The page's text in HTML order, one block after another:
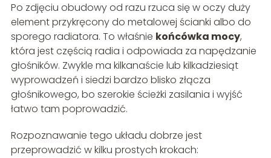
Po zdjęciu obudowy od razu rzuca się w oczy duży
element przykręcony do metalowej ścianki albo do
sporego radiatora. To właśnie końcówka mocy,
która jest częścią radia i odpowiada za napędzanie
głośników. Zwykle ma kilkanaście lub kilkadziesiąt
wyprowadzeń i siedzi bardzo blisko złącza
głośnikowego, bo szerokie ścieżki zasilania i wyjść
łatwo tam poprowadzić.
Rozpoznawanie tego układu dobrze jest
przeprowadzić w kilku prostych krokach: